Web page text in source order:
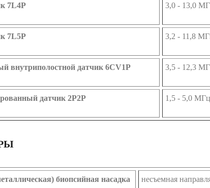
7L4P 3,0 - 13,0
7L5P 3,2 - 11,8
внутриполостной датчик 6CV1P 3,5 - 12,3
датчик 2P2P 1,5 - 5,0 МГц
биопсийная насадка несъемная